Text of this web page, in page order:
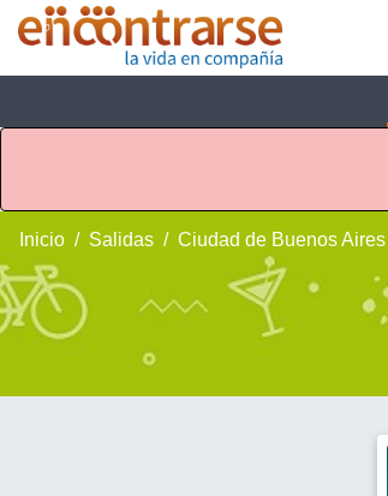
Inicio Salidas Ciudad de Buenos Aires